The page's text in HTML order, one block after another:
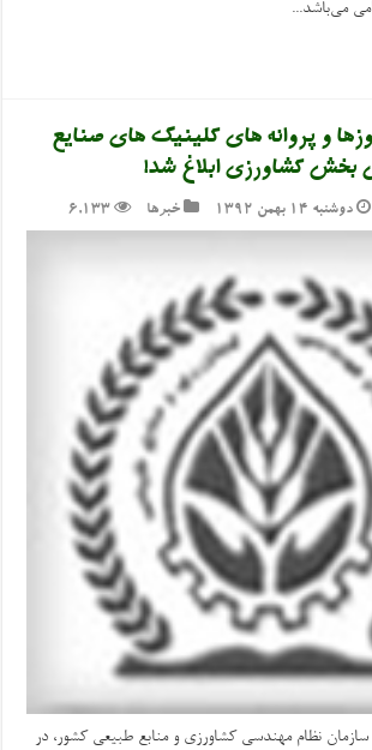
می‌باشد...
و پروانه های کلینیک های صنایع
بخش کشاورزی ابلاغ شد!
دوشنبه ۱۴ بهمن ۱۳۹۲ خبرها 6,133
نظام مهندسی کشاورزی و منابع طبیعی کشور، در